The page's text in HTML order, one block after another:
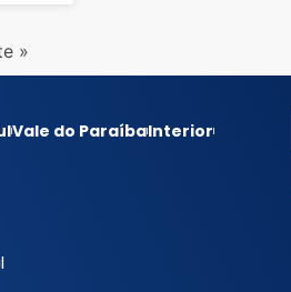
»
Vale do ParaíbaInterior